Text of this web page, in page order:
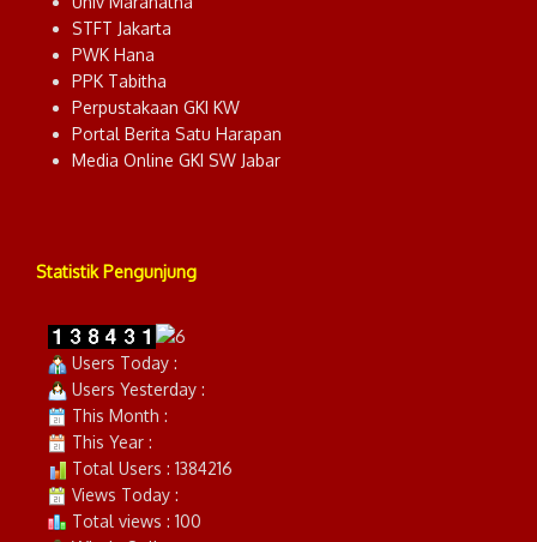
STFT Jakarta
PWK Hana
PPK Tabitha
Perpustakaan GKI KW
Portal Berita Satu Harapan
Media Online GKI SW Jabar
Statistik Pengunjung
Users Today :
Users Yesterday :
This Month :
This Year :
Total Users : 1384216
Views Today :
Total views : 100